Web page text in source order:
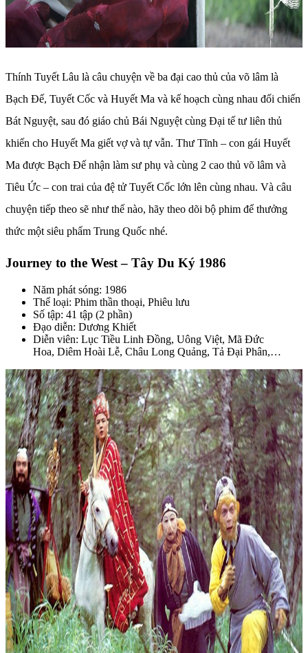
Thính Tuyết Lâu là câu chuyện về ba đại cao thủ của võ lâm là
Bạch Đế, Tuyết Cốc và Huyết Ma và kế hoạch cùng nhau đối chiến
Bát Nguyệt, sau đó giáo chủ Bái Nguyệt cùng Đại tế tư liên thủ
khiến cho Huyết Ma giết vợ và tự vẫn. Thư Tĩnh – con gái Huyết
Ma được Bạch Đế nhận làm sư phụ và cùng 2 cao thủ võ lâm và
Tiêu Ức – con trai của đệ tử Tuyết Cốc lớn lên cùng nhau. Và câu
chuyện tiếp theo sẽ như thế nào, hãy theo dõi bộ phim để thưởng
thức một siêu phẩm Trung Quốc nhé.
Journey to the West – Tây Du Ký 1986
Năm phát sóng: 1986
Thể loại: Phim thần thoại, Phiêu lưu
Số tập: 41 tập (2 phần)
Đạo diễn: Dương Khiết
Diễn viên: Lục Tiều Linh Đồng, Uông Việt, Mã Đức
Hoa, Diêm Hoài Lễ, Châu Long Quảng, Tả Đại Phân,…